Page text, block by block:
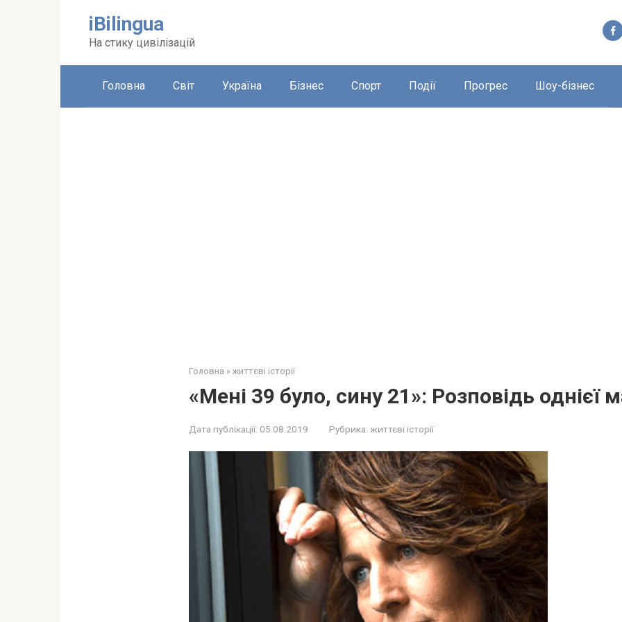
iBilingua
На стику цивілізацій
Головна Світ Україна Бізнес Спорт Події Прогрес Шоу-бізнес
Головна » життєві історії
«Мені 39 було, сину 21»: Розповідь однієї
Дата публікації: 05.08.2019 Рубрика: життєві історії